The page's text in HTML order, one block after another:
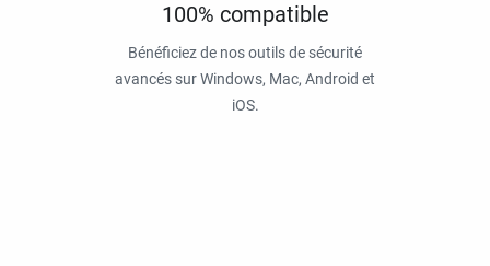
100% compatible
Bénéficiez de nos outils de sécurité
avancés sur Windows, Mac, Android et
iOS.